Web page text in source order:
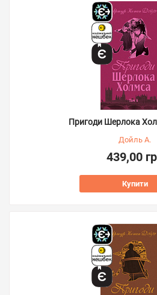
Пригоди Шерлока
Дойль А.
439,00
Купити